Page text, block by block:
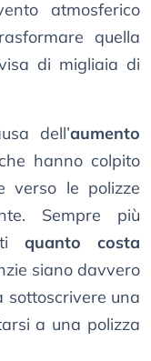
atmosferico
quella
di migliaia di
dell’aumento
che hanno colpito
verso le polizze
Sempre più
quanto costa
siano davvero
sottoscrivere una
a una polizza